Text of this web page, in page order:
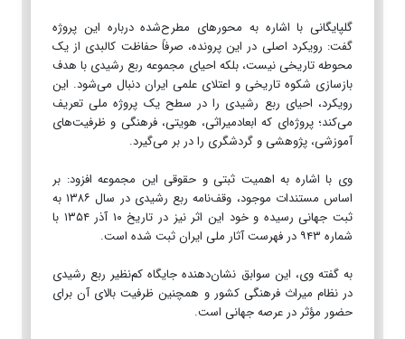
گلپایگانی با اشاره به محورهای مطرح‌شده درباره این پروژه
گفت: رویکرد اصلی در این پرونده، صرفاً حفاظت کالبدی از یک
محوطه تاریخی نیست، بلکه احیای مجموعه ربع رشیدی با هدف
بازسازی شکوه تاریخی و اعتلای علمی ایران دنبال می‌شود. این
رویکرد، احیای ربع رشیدی را در سطح یک پروژه ملی تعریف
می‌کند؛ پروژه‌ای که ابعادمیراثی، هویتی، فرهنگی و ظرفیت‌های
آموزشی، پژوهشی و گردشگری را در بر می‌گیرد.
وی با اشاره به اهمیت ثبتی و حقوقی این مجموعه افزود: بر
اساس مستندات موجود، وقف‌نامه ربع رشیدی در سال ۱۳۸۶ به
ثبت جهانی رسیده و خود این اثر نیز در تاریخ ۱۰ آذر ۱۳۵۴ با
شماره ۹۴۳ در فهرست آثار ملی ایران ثبت شده است.
به گفته وی، این سوابق نشان‌دهنده جایگاه کم‌نظیر ربع رشیدی
در نظام میراث فرهنگی کشور و همچنین ظرفیت بالای آن برای
حضور مؤثر در عرصه جهانی است.